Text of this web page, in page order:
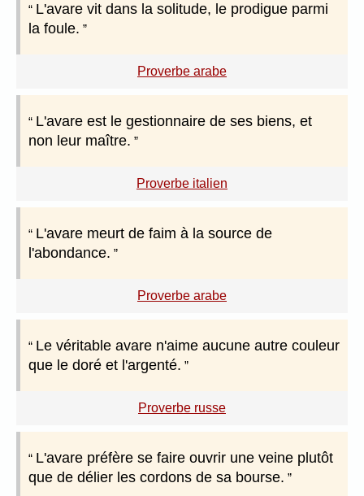
L'avare vit dans la solitude, le prodigue parmi
la foule.
Proverbe arabe
L'avare est le gestionnaire de ses biens, et
non leur maître.
Proverbe italien
L'avare meurt de faim à la source de
l'abondance.
Proverbe arabe
Le véritable avare n'aime aucune autre couleur
que le doré et l'argenté.
Proverbe russe
L'avare préfère se faire ouvrir une veine plutôt
que de délier les cordons de sa bourse.